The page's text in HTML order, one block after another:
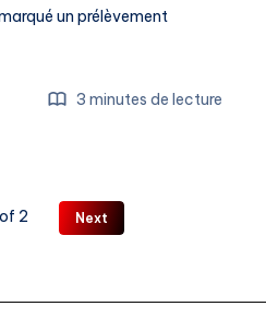
un prélèvement
3 minutes de lecture
2 Next